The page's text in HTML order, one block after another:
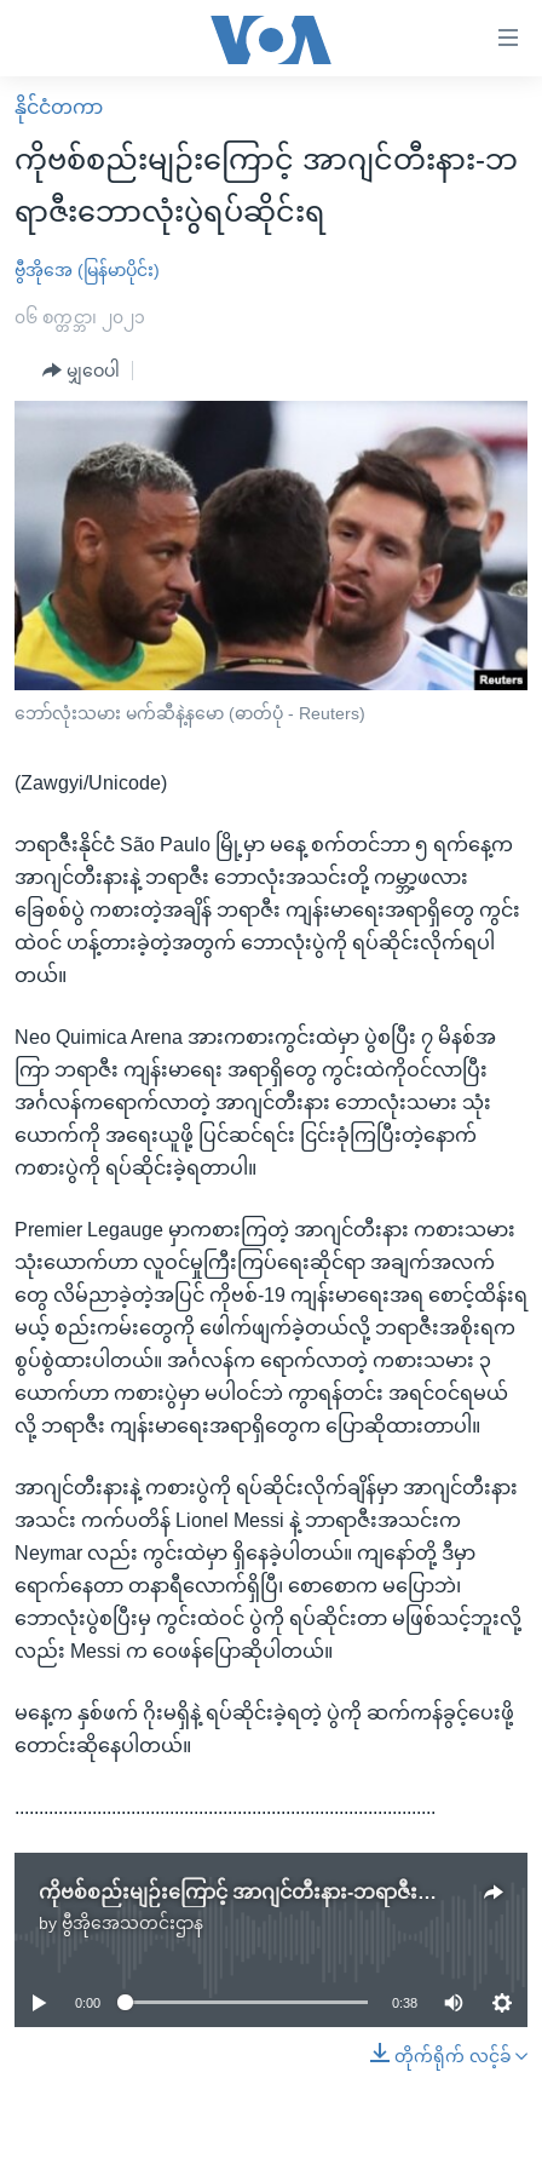
လွယ်ကူ
စေ
သည့်
Link
များ
ပင်မ
ညွန်း
စာမျက်နှာ
သို့
ကျော်
ကြည့်
ရှာဖွေ
နေရာ
သို့
ကျော်
ရန်
မူလစာမျက်နှာ
မြန်မာ
ကမ္ဘာ့သတင်းများ
နိုင်ငံတကာ
အစ္စရေး-ပါလက်စတိုင်း
ဗွီဒီယို
သတင်းလွတ်လပ်ခွင့်
အင်္ဂလိပ်စာလေ့လာမယ်
အမေရိကန်သုံးအီဒီယံ
မကြေးမုံရဲ့ အင်္ဂလိပ်စာ
ရုပ်ရှင်ထဲက အင်္ဂလိပ်စာ
သုတပဒေသာ အင်္ဂလိပ်စာ
အပတ်စဉ်ကဏ္ဍများ
ရေဒီယို
တီဗွီ
ရေဒီယိုနှင့်ရုပ်သံ အချက်အလက်များ
ရေဒီယို/တီဗွီအစီအစဉ်
Learning English
ဗွီအိုအေ လူမှုကွန်ယက်များ
နိုင်ငံတကာ
ကိုဗစ်စည်းမျဉ်းကြောင့် အာဂျင်တီးနား-ဘ
ရာဇီးဘောလုံးပွဲရပ်ဆိုင်းရ
ဗွီအိုအေ (မြန်မာပိုင်း)
၀၆ စက္တင္ဘာ၊ ၂၀၂၁
မျှဝေပါ
ဘော်လုံးသမား မက်ဆီနဲ့နမော (ဓာတ်ပုံ - Reuters)
(Zawgyi/Unicode)
ဘရာဇီးနိုင်ငံ São Paulo မြို့မှာ မနေ့ စက်တင်ဘာ ၅ ရက်နေ့က
အာဂျင်တီးနားနဲ့ ဘရာဇီး ဘောလုံးအသင်းတို့ ကမ္ဘာ့ဖလား
ခြေစစ်ပွဲ ကစားတဲ့အချိန် ဘရာဇီး ကျန်းမာရေးအရာရှိတွေ ကွင်း
ထဲဝင် ဟန့်တားခဲ့တဲ့အတွက် ဘောလုံးပွဲကို ရပ်ဆိုင်းလိုက်ရပါ
တယ်။
Neo Quimica Arena အားကစားကွင်းထဲမှာ ပွဲစပြီး ၇ မိနစ်အ
ကြာ ဘရာဇီး ကျန်းမာရေး အရာရှိတွေ ကွင်းထဲကိုဝင်လာပြီး
အင်္ဂလန်ကရောက်လာတဲ့ အာဂျင်တီးနား ဘောလုံးသမား သုံး
ယောက်ကို အရေးယူဖို့ ပြင်ဆင်ရင်း ငြင်းခုံကြပြီးတဲ့နောက်
ကစားပွဲကို ရပ်ဆိုင်းခဲ့ရတာပါ။
Premier Legauge မှာကစားကြတဲ့ အာဂျင်တီးနား ကစားသမား
သုံးယောက်ဟာ လူဝင်မှုကြီးကြပ်ရေးဆိုင်ရာ အချက်အလက်
တွေ လိမ်ညာခဲ့တဲ့အပြင် ကိုဗစ်-19 ကျန်းမာရေးအရ စောင့်ထိန်းရ
မယ့် စည်းကမ်းတွေကို ဖေါက်ဖျက်ခဲ့တယ်လို့ ဘရာဇီးအစိုးရက
စွပ်စွဲထားပါတယ်။ အင်္ဂလန်က ရောက်လာတဲ့ ကစားသမား ၃
ယောက်ဟာ ကစားပွဲမှာ မပါဝင်ဘဲ ကွာရန်တင်း အရင်ဝင်ရမယ်
လို့ ဘရာဇီး ကျန်းမာရေးအရာရှိတွေက ပြောဆိုထားတာပါ။
အာဂျင်တီးနားနဲ့ ကစားပွဲကို ရပ်ဆိုင်းလိုက်ချိန်မှာ အာဂျင်တီးနား
အသင်း ကက်ပတိန် Lionel Messi နဲ့ ဘာရာဇီးအသင်းက
Neymar လည်း ကွင်းထဲမှာ ရှိနေခဲ့ပါတယ်။ ကျနော်တို့ ဒီမှာ
ရောက်နေတာ တနာရီလောက်ရှိပြီ၊ စောစောက မပြောဘဲ၊
ဘောလုံးပွဲစပြီးမှ ကွင်းထဲဝင် ပွဲကို ရပ်ဆိုင်းတာ မဖြစ်သင့်ဘူးလို့
လည်း Messi က ဝေဖန်ပြောဆိုပါတယ်။
မနေ့က နှစ်ဖက် ဂိုးမရှိနဲ့ ရပ်ဆိုင်းခဲ့ရတဲ့ ပွဲကို ဆက်ကန်ခွင့်ပေးဖို့
တောင်းဆိုနေပါတယ်။
.......................................................................................
ကိုဗစ်စည်းမျဉ်းကြောင့် အာဂျင်တီးနား-ဘရာဇီးဘောလုံးပွဲရပ်ဆိုင်းရ
by ဗွီအိုအေသတင်းဌာန
No media source currently available
0:00 0:38
တိုက်ရိုက် လင့်ခ်